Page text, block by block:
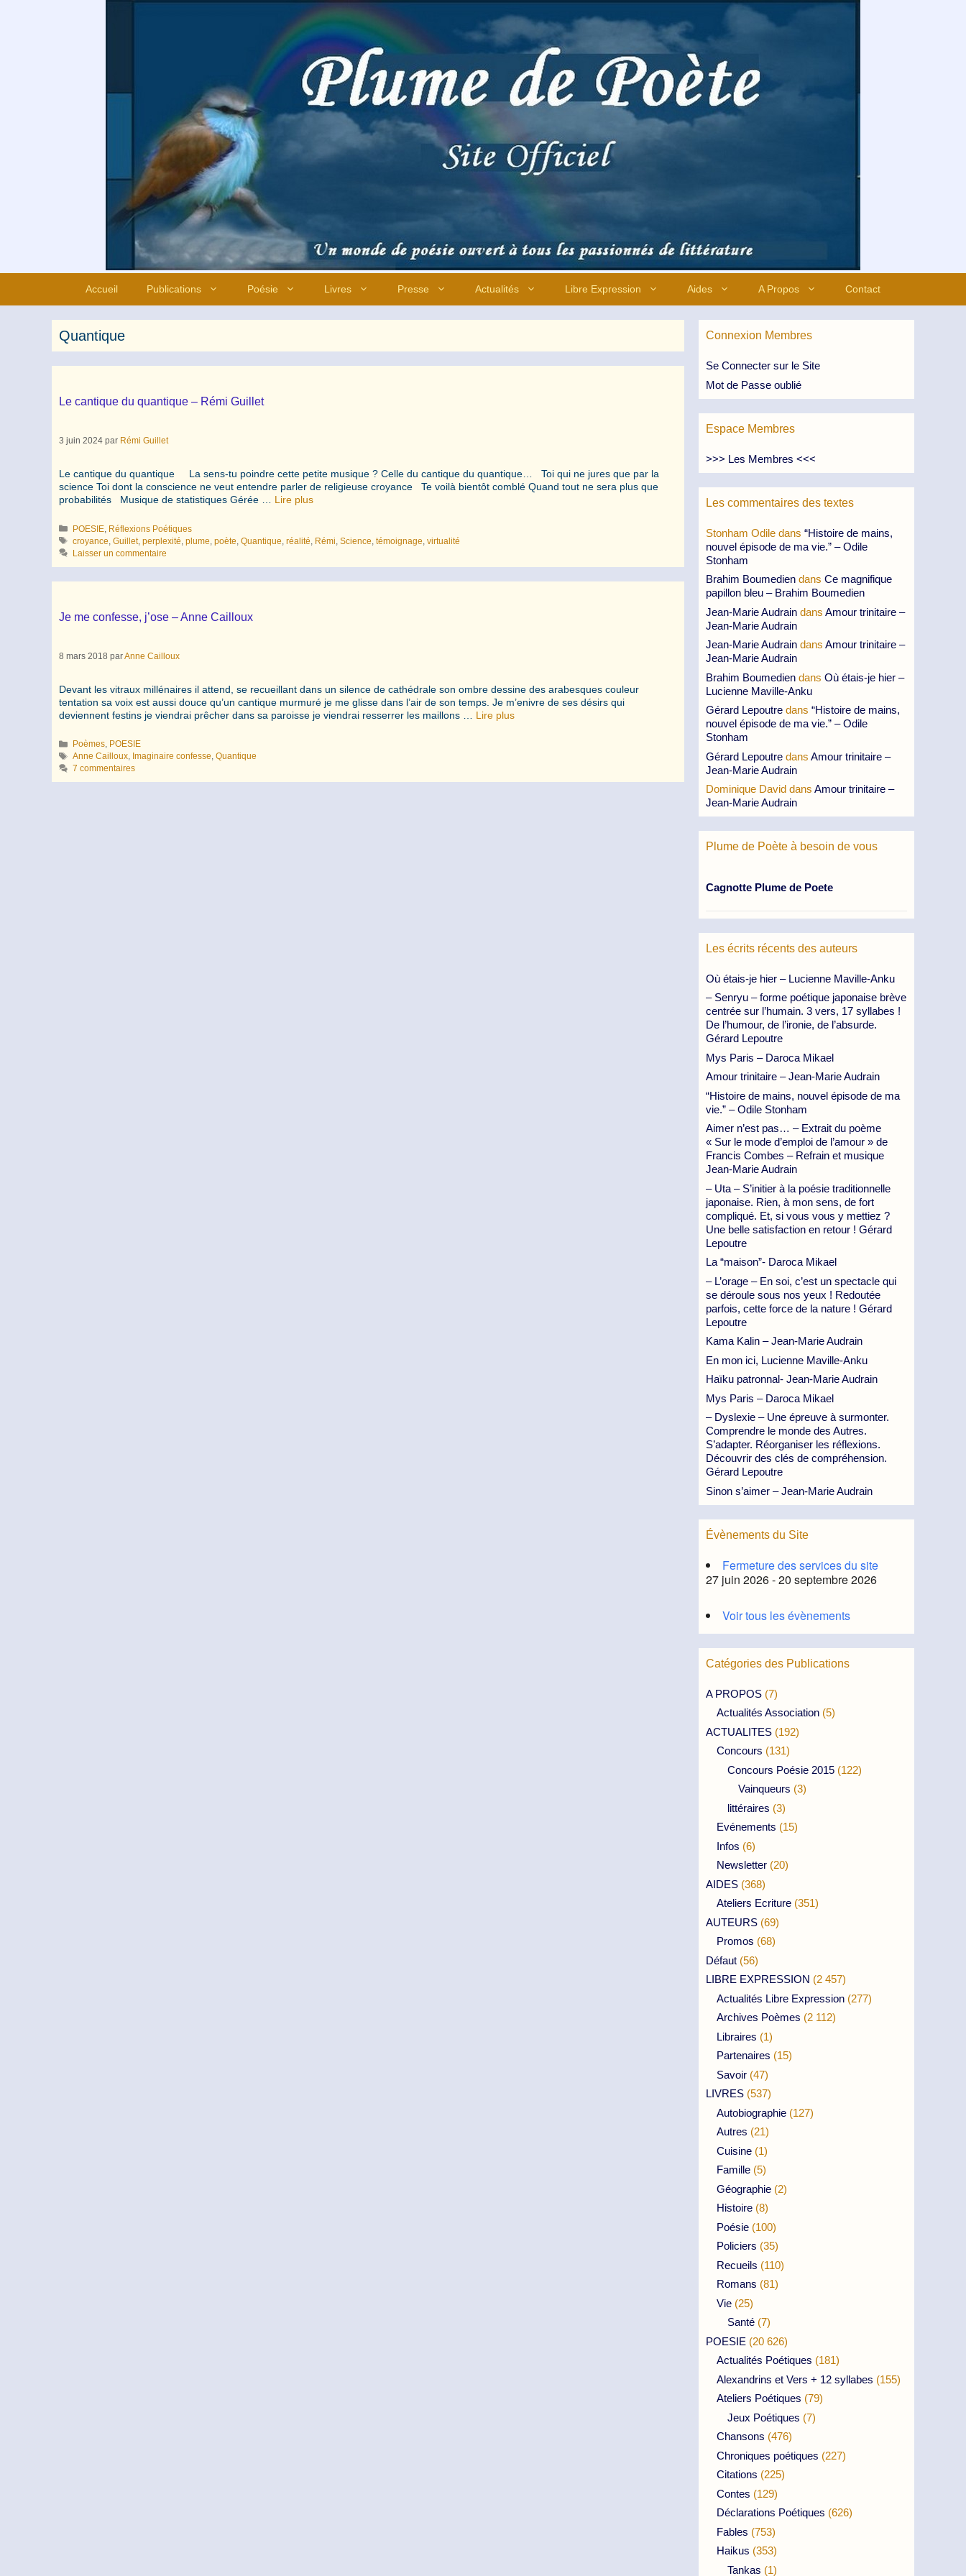
Accueil Publications Poésie Livres Presse Actualités Libre Expression Aides A Propos Contact
Quantique
Le cantique du quantique – Rémi Guillet
3 juin 2024 par Rémi Guillet
Le cantique du quantique La sens-tu poindre cette petite musique ? Celle du cantique du quantique… Toi qui ne jures que par la
science Toi dont la conscience ne veut entendre parler de religieuse croyance Te voilà bientôt comblé Quand tout ne sera plus que
probabilités Musique de statistiques Gérée … Lire plus
Catégories
POESIE Réflexions Poétiques
Étiquettes
croyance ,Guillet,perplexité ,plume ,poète ,Quantique ,réalité Rémi ,Science ,témoignage ,virtualité
Laisser un commentaire
Je me confesse, j’ose – Anne Cailloux
8 mars 2018 parAnne Cailloux
Devant les vitraux millénaires il attend, se recueillant dans un silence de cathédrale son ombre dessine des arabesques couleur
tentation sa voix est aussi douce qu’un cantique murmuré je me glisse dans l’air de son temps. Je m’enivre de ses désirs qui
deviennent festins je viendrai prêcher dans sa paroisse je viendrai resserrer les maillons … Lire plus
Catégories
Poèmes, POESIE
Étiquettes
Anne Cailloux, Imaginaire confesse,Quantique
7 commentaires
Connexion Membres
Se Connecter sur le Site
Mot de Passe oublié
Espace Membres
>>> Les Membres <<<
Les commentaires des textes
Stonham Odile dans “Histoire de mains,
nouvel épisode de ma vie.” – Odile
Stonham
Brahim Boumedien dans Ce magnifique
papillon bleu – Brahim Boumedien
Jean-Marie Audrain dans Amour trinitaire –
Jean-Marie Audrain
Jean-Marie Audrain dans Amour trinitaire –
Jean-Marie Audrain
Brahim Boumedien dans Où étais-je hier –
Lucienne Maville-Anku
Gérard Lepoutre dans “Histoire de mains,
nouvel épisode de ma vie.” – Odile
Stonham
Gérard Lepoutre dans Amour trinitaire –
Jean-Marie Audrain
Dominique David dans Amour trinitaire –
Jean-Marie Audrain
Plume de Poète à besoin de vous
Cagnotte Plume de Poete
Les écrits récents des auteurs
Où étais-je hier – Lucienne Maville-Anku
– Senryu – forme poétique japonaise brève
centrée sur l’humain. 3 vers, 17 syllabes !
De l’humour, de l’ironie, de l’absurde.
Gérard Lepoutre
Mys Paris – Daroca Mikael
Amour trinitaire – Jean-Marie Audrain
“Histoire de mains, nouvel épisode de ma
vie.” – Odile Stonham
Aimer n’est pas… – Extrait du poème
« Sur le mode d’emploi de l’amour » de
Francis Combes – Refrain et musique
Jean-Marie Audrain
– Uta – S’initier à la poésie traditionnelle
japonaise. Rien, à mon sens, de fort
compliqué. Et, si vous vous y mettiez ?
Une belle satisfaction en retour ! Gérard
Lepoutre
La “maison”- Daroca Mikael
– L’orage – En soi, c’est un spectacle qui
se déroule sous nos yeux ! Redoutée
parfois, cette force de la nature ! Gérard
Lepoutre
Kama Kalin – Jean-Marie Audrain
En mon ici, Lucienne Maville-Anku
Haïku patronnal- Jean-Marie Audrain
Mys Paris – Daroca Mikael
– Dyslexie – Une épreuve à surmonter.
Comprendre le monde des Autres.
S’adapter. Réorganiser les réflexions.
Découvrir des clés de compréhension.
Gérard Lepoutre
Sinon s’aimer – Jean-Marie Audrain
Évènements du Site
Fermeture des services du site
27 juin 2026 - 20 septembre 2026
Voir tous les évènements
Catégories des Publications
A PROPOS (7)
Actualités Association (5)
ACTUALITES (192)
Concours (131)
Concours Poésie 2015 (122)
Vainqueurs (3)
littéraires (3)
Evénements (15)
Infos (6)
Newsletter (20)
AIDES (368)
Ateliers Ecriture (351)
AUTEURS (69)
Promos (68)
Défaut (56)
LIBRE EXPRESSION (2 457)
Actualités Libre Expression (277)
Archives Poèmes (2 112)
Libraires (1)
Partenaires (15)
Savoir (47)
LIVRES (537)
Autobiographie (127)
Autres (21)
Cuisine (1)
Famille (5)
Géographie (2)
Histoire (8)
Poésie (100)
Policiers (35)
Recueils (110)
Romans (81)
Vie (25)
Santé (7)
POESIE (20 626)
Actualités Poétiques (181)
Alexandrins et Vers + 12 syllabes (155)
Ateliers Poétiques (79)
Jeux Poétiques (7)
Chansons (476)
Chroniques poétiques (227)
Citations (225)
Contes (129)
Déclarations Poétiques (626)
Fables (753)
Haikus (353)
Tankas (1)